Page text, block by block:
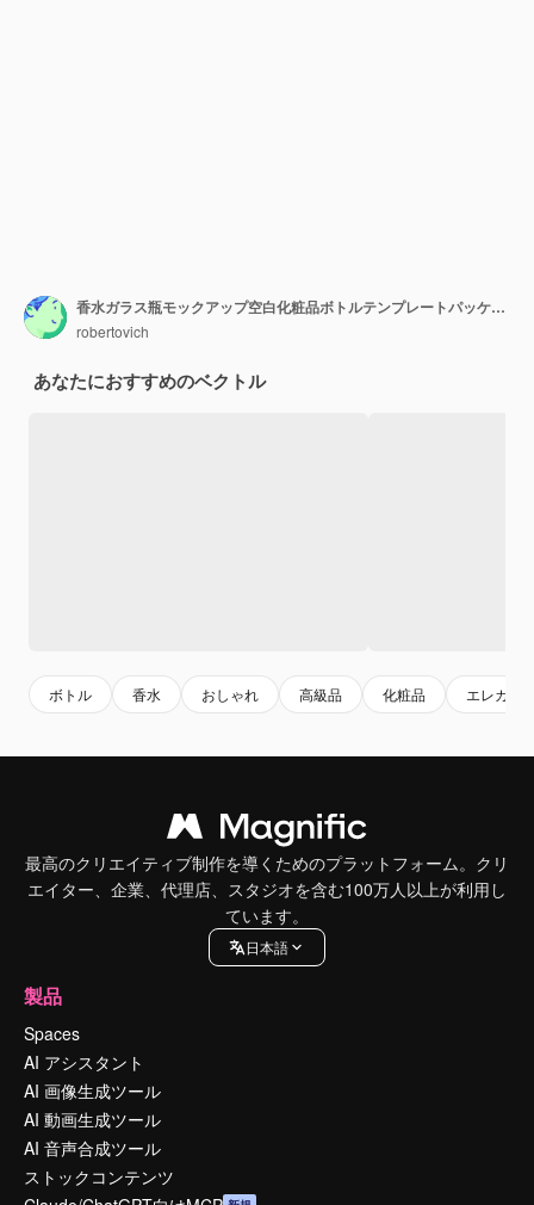
香水ガラス瓶モックアップ空白化粧品ボトルテンプレートパッケージデザイン現実的なベクトル
robertovich
あなたにおすすめのベクトル
ボトル 香水 おしゃれ 高級品 化粧品 エレガン
最高のクリエイティブ制作を導くためのプラットフォーム。クリ
エイター、企業、代理店、スタジオを含む100万人以上が利用し
ています。
日本語
製品
Spaces
AI アシスタント
AI 画像生成ツール
AI 動画生成ツール
AI 音声合成ツール
ストックコンテンツ